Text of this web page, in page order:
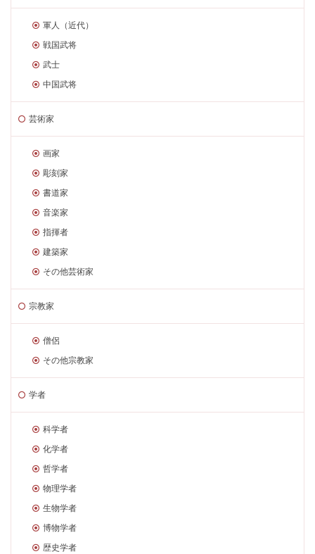
軍人（近代）
戦国武将
武士
中国武将
芸術家
画家
彫刻家
書道家
音楽家
指揮者
建築家
その他芸術家
宗教家
僧侶
その他宗教家
学者
科学者
化学者
哲学者
物理学者
生物学者
博物学者
歴史学者